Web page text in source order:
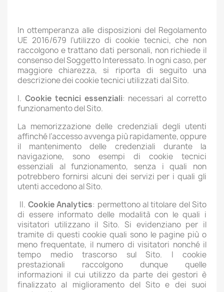
In ottemperanza alle disposizioni del Regolamento
UE 2016/679 l’utilizzo di cookie tecnici, che non
raccolgono e trattano dati personali, non richiede il
consenso del Soggetto Interessato. In ogni caso, per
maggiore chiarezza, si riporta di seguito una
descrizione dei cookie tecnici utilizzati dal Sito.
I. Cookie tecnici essenziali: necessari al corretto
funzionamento del Sito.
La memorizzazione delle credenziali degli utenti
affinché l’accesso avvenga più rapidamente, oppure
il mantenimento delle credenziali durante la
navigazione, sono esempi di cookie tecnici
essenziali al funzionamento, senza i quali non
potrebbero fornirsi alcuni dei servizi per i quali gli
utenti accedono al Sito.
II. Cookie Analytics: permettono al titolare del Sito
di essere informato delle modalità con le quali i
visitatori utilizzano il Sito. Si evidenziano per il
tramite di questi cookie quali sono le pagine più o
meno frequentate, il numero di visitatori nonché il
tempo medio trascorso sul Sito. I cookie
prestazionali raccolgono dunque quelle
informazioni il cui utilizzo da parte dei gestori è
finalizzato al miglioramento del Sito e dei suoi